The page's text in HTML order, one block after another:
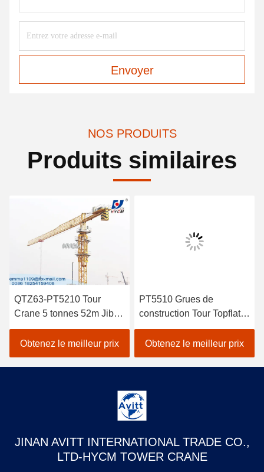
Envoyer
NOS PRODUITS
Produits similaires
QTZ63-PT5210 Tour
Crane 5 tonnes 52m Jib
Long Construction
bâtiment grue
Obtenez le meilleur prix
PT5510 Grues de
construction Tour Topflat
Tour Crane spécifications
6tObtenez le meilleur prix
JINAN AVITT INTERNATIONAL TRADE CO.,
LTD-HYCM TOWER CRANE